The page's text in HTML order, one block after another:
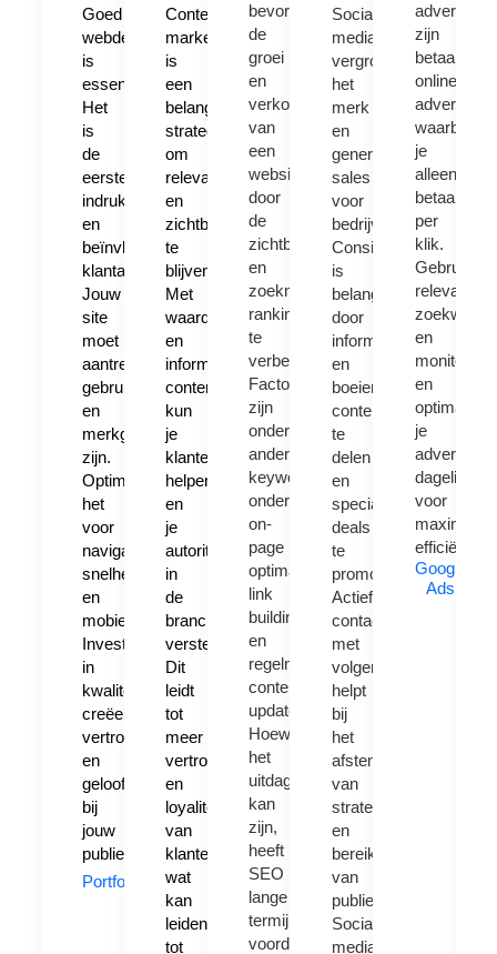
Goed
webdesign
is
essentieel.
Het
is
de
eerste
indruk
en
beïnvloedt
klantacties.
Jouw
site
moet
aantrekkelijk,
gebruiksvriendelijk
en
merkgetrouw
zijn.
Optimaliseer
het
voor
navigatie,
snelheid
en
mobielgebruik.
Investering
in
kwaliteitsontwerp
creëert
vertrouwen
en
geloofwaardigheid
bij
jouw
publiek.
Portfolio
Content
marketing
is
een
belangrijke
strategie
om
relevant
en
zichtbaar
te
blijven.
Met
waardevolle
en
informatieve
content
kun
je
klanten
helpen
en
je
autoriteit
in
de
branche
versterken.
Dit
leidt
tot
meer
vertrouwen
en
loyaliteit
van
klanten,
wat
kan
leiden
tot
bevordert
de
groei
en
verkoop
van
een
website
door
de
zichtbaarheid
en
zoekmachine
ranking
te
verbeteren.
Factoren
zijn
onder
andere
keyword
onderzoek,
on-
page
optimalisatie,
link
building
en
regelmatige
content
updates.
Hoewel
het
uitdagend
kan
zijn,
heeft
SEO
lange
termijn
voordelen
Sociale
media
vergroot
het
merk
en
genereert
sales
voor
bedrijven.
Consistentie
is
belangrijk
door
informatieve
en
boeiende
content
te
delen
en
speciale
deals
te
promoten.
Actief
contact
met
volgers
helpt
bij
het
afstemmen
van
strategieën
en
bereiken
van
publiek.
Sociale
media
zijn
betaalde
online
waarbij
je
alleen
betaalt
per
klik.
Gebruik
relevante
en
monitor
en
je
dagelijks
voor
maximale
efficiëntie.
Google
Ads